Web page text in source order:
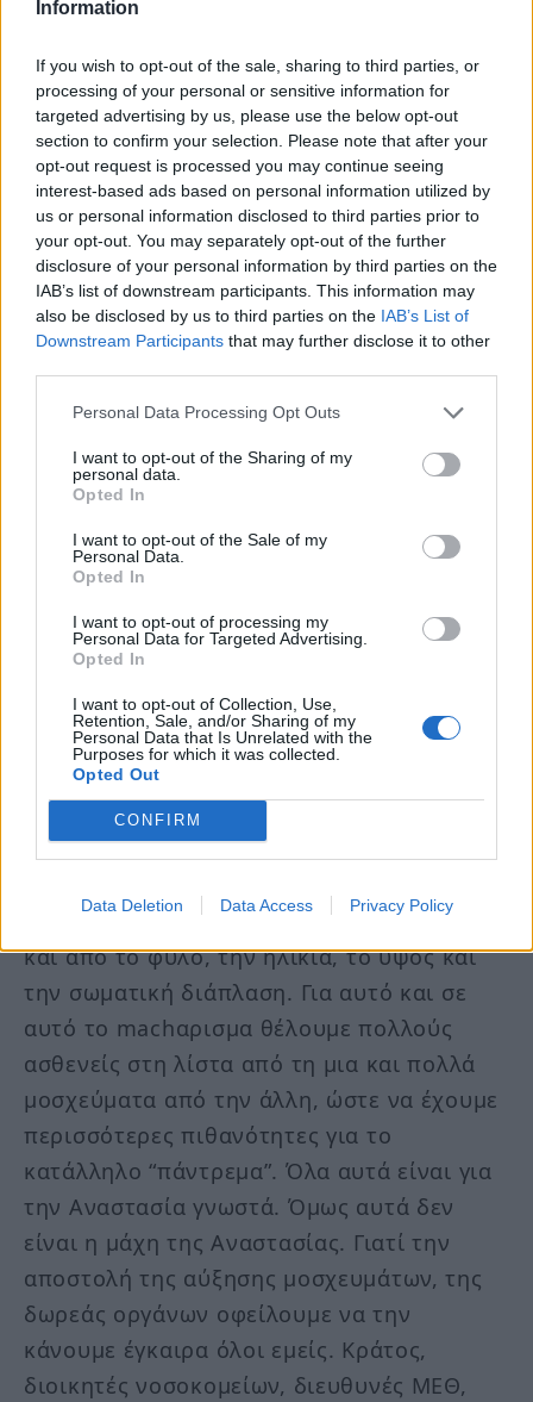
Information
If you wish to opt-out of the sale, sharing to third parties, or
processing of your personal or sensitive information for
targeted advertising by us, please use the below opt-out
section to confirm your selection. Please note that after your
opt-out request is processed you may continue seeing
interest-based ads based on personal information utilized by
us or personal information disclosed to third parties prior to
your opt-out. You may separately opt-out of the further
disclosure of your personal information by third parties on the
IAB’s list of downstream participants. This information may
also be disclosed by us to third parties on the IAB’s List of
Downstream Participants that may further disclose it to other
Personal Data Processing Opt Outs
I want to opt-out of the Sharing of my
personal data.
Opted In
I want to opt-out of the Sale of my
Personal Data.
Opted In
I want to opt-out of processing my
Personal Data for Targeted Advertising.
Opted In
I want to opt-out of Collection, Use,
Retention, Sale, and/or Sharing of my
Personal Data that Is Unrelated with the
Purposes for which it was collected.
Opted Out
CONFIRM
Data Deletion Data Access Privacy Policy
κατά τη μεταφορά του. Τα μοσχεύματα που
φτάνουν για το χειρουργείο πολλές φορές
είναι σε κακή κατάσταση και
απορρίπτονται. Είτε λόγω διατήρησης, είτε
γιατί τελευταία στιγμή – όταν τον πλένουν
και ξαναελέγχουν – μπορεί να φανεί κάτι
που δεν είχε φανεί στην αρχή, όπως μια
κακοήθεια. Είχαμε άλλη συνασθενή μας η
οποία μπήκε στο χειρουργείο της Αυστρίας
μέχρι να βρεθεί το κατάλληλο μόσχευμα.
Είναι προτιμότερο να επιστρέψεις στο
δωμάτιο σου – αν η κατάσταση σου το
επιτρέπει – μέχρι να βρεθεί το κατάλληλο
μόσχευμα. Η ποιότητα του πνεύμονα είναι
αρκεί το επιτυχημένο χειρουργείο.
Θέλουμε ο πνεύμονας να αντέξει πολλά
χρόνια.
»Οι πιθανότητες του mach- αρίσματος
ακόμη πιο δύσκολες. Πέρα από την ομάδα
αίματος, παίζει ρόλο η αντιστοίχιση του
κατάλληλο μέγεθος, που διαφοροποιείται
και από το φύλο, την ηλικία, το ύψος και
την σωματική διάπλαση. Για αυτό και σε
αυτό το machαρισμα θέλουμε πολλούς
ασθενείς στη λίστα από τη μια και πολλά
μοσχεύματα από την άλλη, ώστε να έχουμε
περισσότερες πιθανότητες για το
κατάλληλο “πάντρεμα”. Όλα αυτά είναι για
την Αναστασία γνωστά. Όμως αυτά δεν
είναι η μάχη της Αναστασίας. Γιατί την
αποστολή της αύξησης μοσχευμάτων, της
δωρεάς οργάνων οφείλουμε να την
κάνουμε έγκαιρα όλοι εμείς. Κράτος,
διοικητές νοσοκομείων, διευθυνές ΜΕΘ,